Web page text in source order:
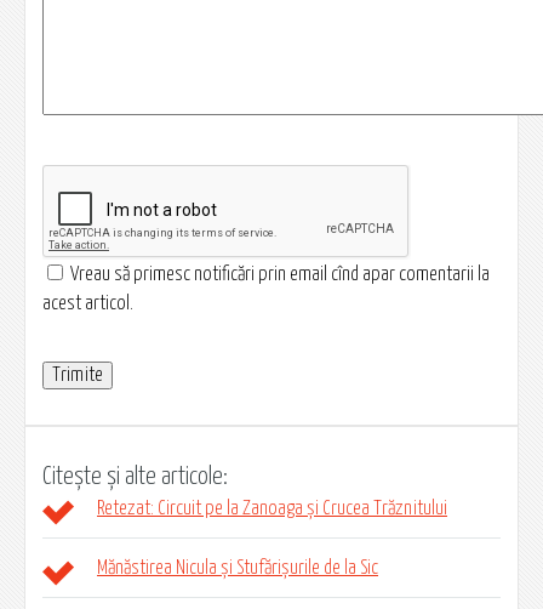
Vreau să primesc notificări prin email cînd apar comentarii la
acest articol.
Citește și alte articole:
Retezat: Circuit pe la Zanoaga și Crucea Trăznitului
Mănăstirea Nicula și Stufărișurile de la Sic